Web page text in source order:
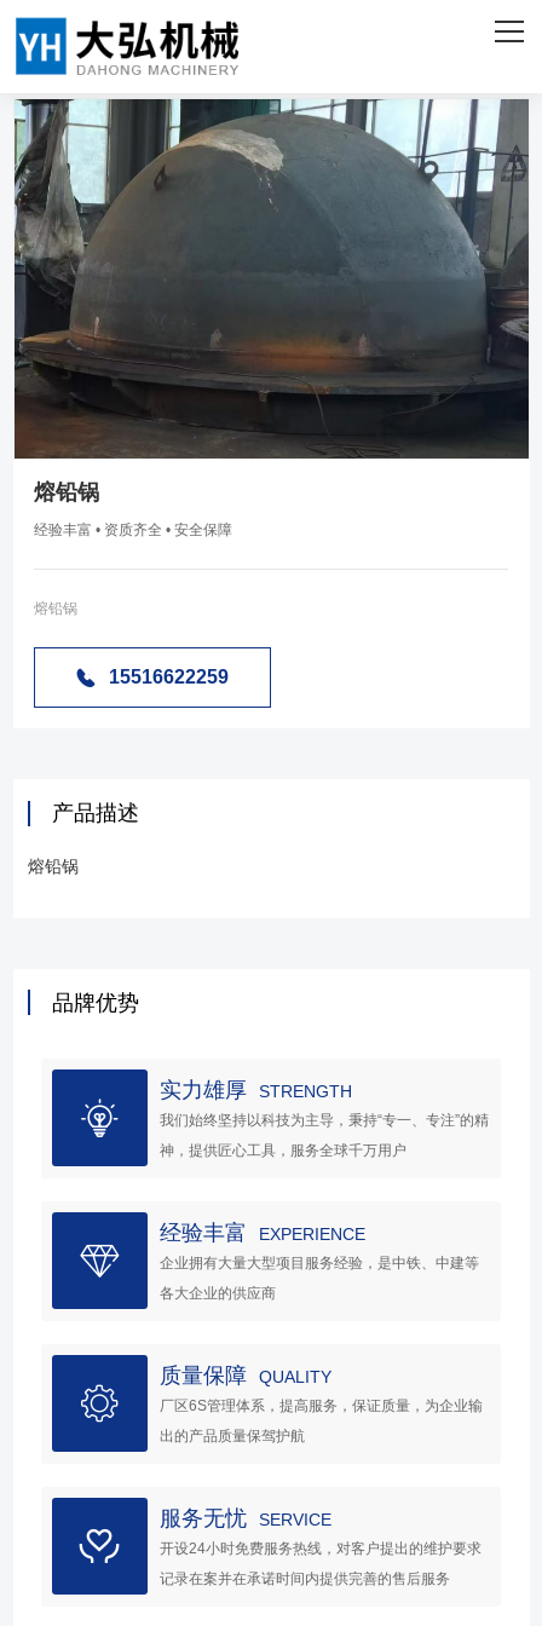
网站首页
产品中心
客户案例
企业实力
新闻资讯
联系我们
ENGLISH
熔铅锅
经验丰富 • 资质齐全 • 安全保障
熔铅锅
15516622259
产品描述
熔铅锅
品牌优势
实力雄厚 STRENGTH
我们始终坚持以科技为主导，秉持“专一、专注”的精
神，提供匠心工具，服务全球千万用户
经验丰富 EXPERIENCE
企业拥有大量大型项目服务经验，是中铁、中建等
各大企业的供应商
质量保障 QUALITY
厂区6S管理体系，提高服务，保证质量，为企业输
出的产品质量保驾护航
服务无忧 SERVICE
开设24小时免费服务热线，对客户提出的维护要求
记录在案并在承诺时间内提供完善的售后服务